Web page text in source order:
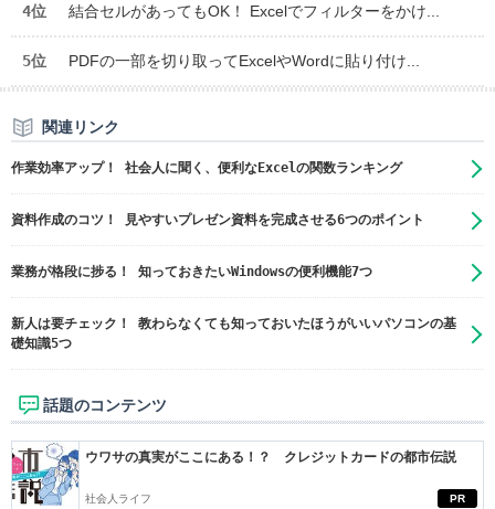
4位 結合セルがあってもOK！ Excelでフィルターをかけ...
5位 PDFの一部を切り取ってExcelやWordに貼り付け...
関連リンク
作業効率アップ！ 社会人に聞く、便利なExcelの関数ランキング
資料作成のコツ！ 見やすいプレゼン資料を完成させる6つのポイント
業務が格段に捗る！ 知っておきたいWindowsの便利機能7つ
新人は要チェック！ 教わらなくても知っておいたほうがいいパソコンの基
礎知識5つ
話題のコンテンツ
PR
ウワサの真実がここにある！？ クレジットカードの都市伝説
社会人ライフ